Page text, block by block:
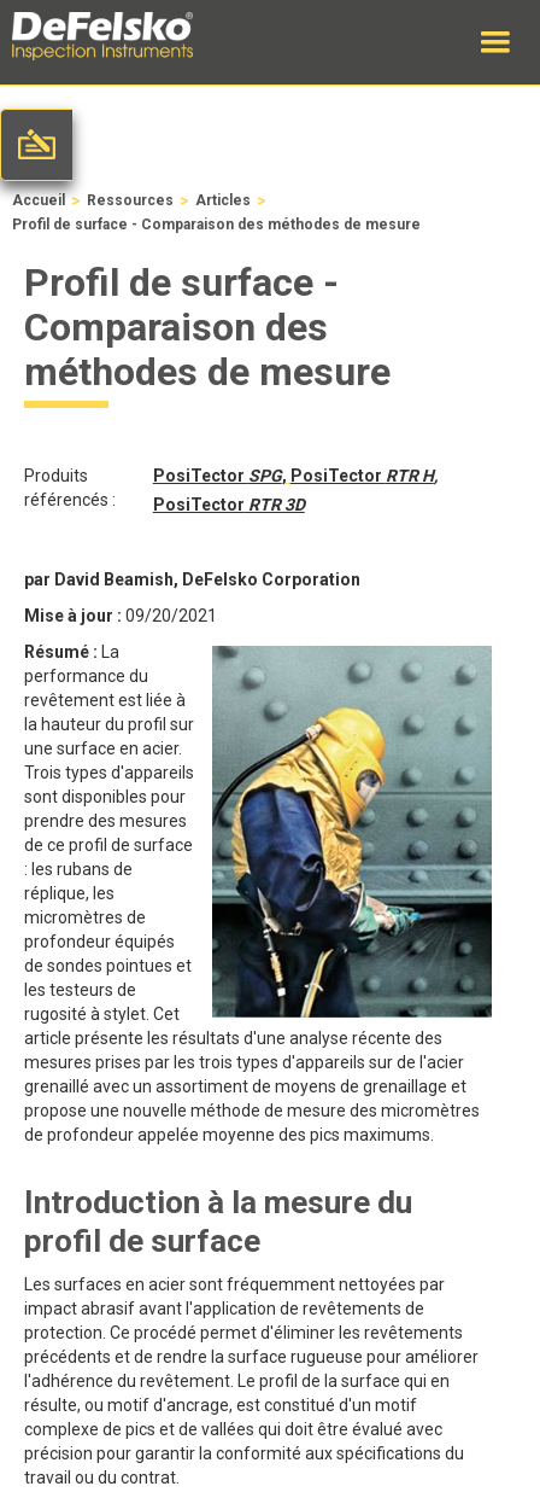
Accueil > Ressources > Articles >
Profil de surface - Comparaison des méthodes de mesure
Profil de surface -
Comparaison des
méthodes de mesure
Produits
référencés :
PosiTector SPG, PosiTector RTR H,
PosiTector RTR 3D
par David Beamish, DeFelsko Corporation
Mise à jour : 09/20/2021
Résumé : La
performance du
revêtement est liée à
la hauteur du profil sur
une surface en acier.
Trois types d'appareils
sont disponibles pour
prendre des mesures
de ce profil de surface
: les rubans de
réplique, les
micromètres de
profondeur équipés
de sondes pointues et
les testeurs de
rugosité à stylet. Cet
article présente les résultats d'une analyse récente des
mesures prises par les trois types d'appareils sur de l'acier
grenaillé avec un assortiment de moyens de grenaillage et
propose une nouvelle méthode de mesure des micromètres
de profondeur appelée moyenne des pics maximums.
Introduction à la mesure du
profil de surface
Les surfaces en acier sont fréquemment nettoyées par
impact abrasif avant l'application de revêtements de
protection. Ce procédé permet d'éliminer les revêtements
précédents et de rendre la surface rugueuse pour améliorer
l'adhérence du revêtement. Le profil de la surface qui en
résulte, ou motif d'ancrage, est constitué d'un motif
complexe de pics et de vallées qui doit être évalué avec
précision pour garantir la conformité aux spécifications du
travail ou du contrat.